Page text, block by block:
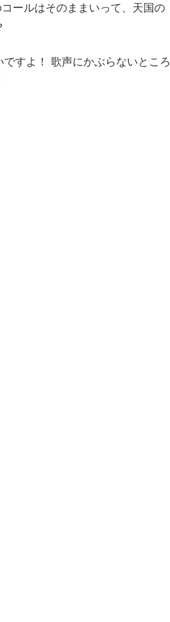
ールはそのままいって、天国の
すよ！ 歌声にかぶらないところ